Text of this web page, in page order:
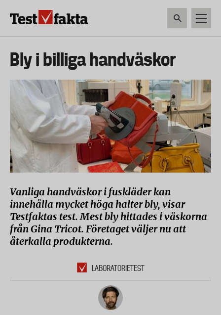
Huvudmeny
ny
Bly i billiga handväskor
Vanliga handväskor i fuskläder kan
innehålla mycket höga halter bly, visar
Testfaktas test. Mest bly hittades i väskorna
från Gina Tricot. Företaget väljer nu att
återkalla produkterna.
LABORATORIETEST